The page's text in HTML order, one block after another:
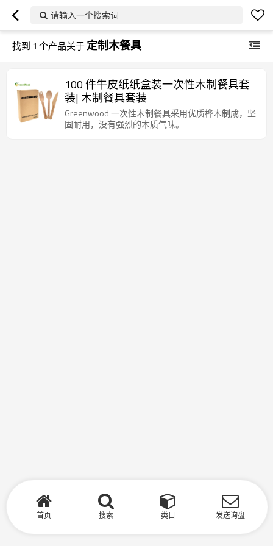
请输入一个搜索词
找到 1 个产品关于定制木餐具
100 件牛皮纸纸盒装一次性木制餐具套
装| 木制餐具套装
Greenwood 一次性木制餐具采用优质桦木制成，坚
固耐用，没有强烈的木质气味。
首页 搜索 类目 发送询盘